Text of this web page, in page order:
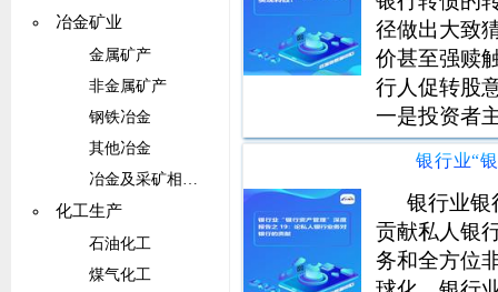
冶金矿业
金属矿产
非金属矿产
钢铁冶金
其他冶金
冶金及采矿相关设备
化工生产
石油化工
煤气化工
径做出大致
价甚至强赎
行人促转股
一是投资者
二是发行人
银行业银
贡献私人银
务和全方位